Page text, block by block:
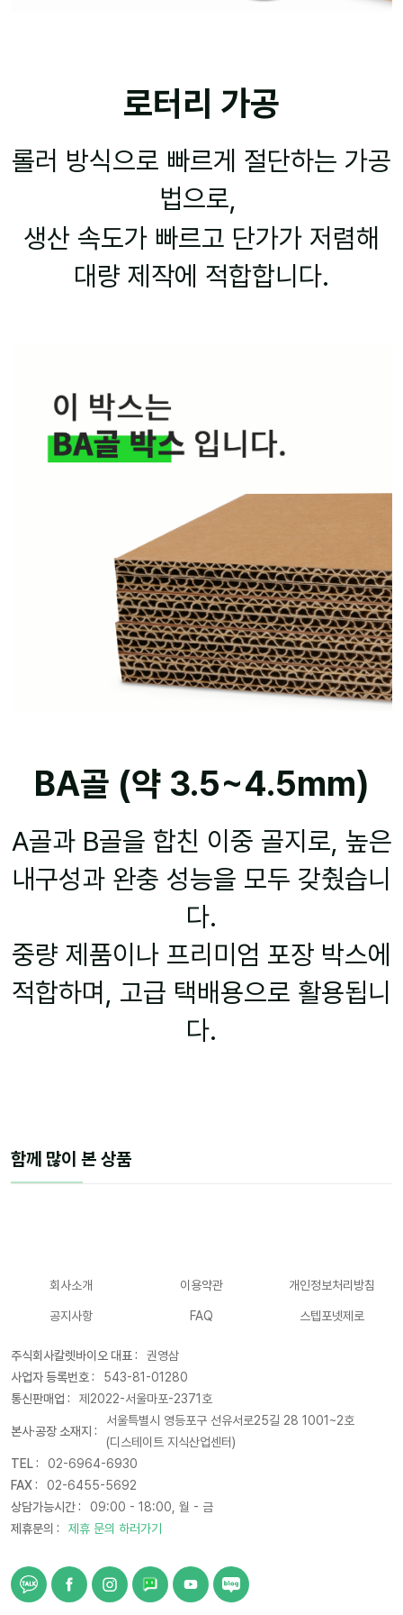
로터리 가공
롤러 방식으로 빠르게 절단하는 가공
법으로,
생산 속도가 빠르고 단가가 저렴해
대량 제작에 적합합니다.
BA골 (약 3.5~4.5mm)
A골과 B골을 합친 이중 골지로, 높은
내구성과 완충 성능을 모두 갖췄습니
다.
중량 제품이나 프리미엄 포장 박스에
적합하며, 고급 택배용으로 활용됩니
다.
함께 많이 본 상품
회사소개 이용약관 개인정보처리방침
공지사항 FAQ 스텝포넷제로
주식회사칼렛바이오 대표 :
권영삼
사업자 등록번호 :
543-81-01280
통신판매업 :
제2022-서울마포-2371호
본사·공장 소재지 :
서울특별시 영등포구 선유서로25길 28 1001~2호
(디스테이트 지식산업센터)
TEL :
02-6964-6930
FAX :
02-6455-5692
상담가능시간 :
09:00 - 18:00, 월 - 금
제휴문의 :
제휴 문의 하러가기